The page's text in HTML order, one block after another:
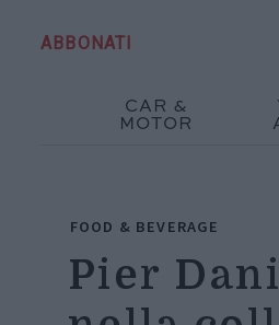
ABBONATI
CAR &
MOTOR
FOOD & BEVERAGE
Pier